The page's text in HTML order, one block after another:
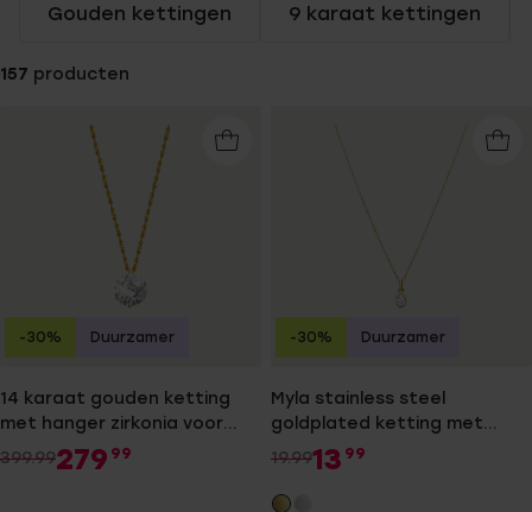
here:Gouden kettingen 9 karaat kettingen
157 producten
14 karaat gouden ketting
met hanger zirkonia voor
dames
399.99279 99
-30% Duurzamer
Myla stainless steel
goldplated ketting met
zirkonia voor dames
19.9913 99
-30% Duurzamer